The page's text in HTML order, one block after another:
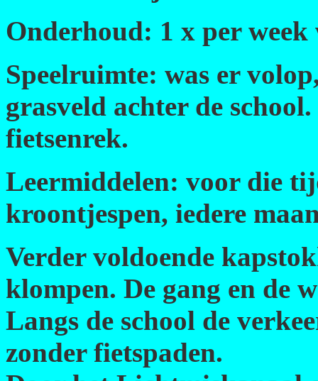
Onderhoud: 1 x per week
Speelruimte: was er
grasveld achter de
fietsenrek.
Leermiddelen: voor die
kroontjespen, iedere
Verder voldoende
klompen. De gang en de
Langs de school de
zonder fietspaden.